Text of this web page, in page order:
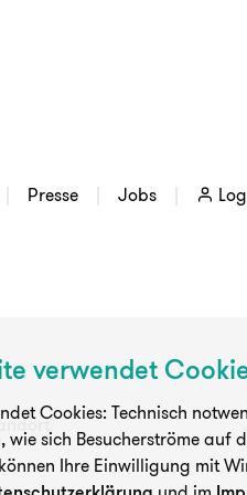
Presse Jobs
verwendet
Cookies: Technisch
wie sich Besucherströme auf
Ihre Einwilligung mit